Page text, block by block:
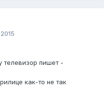
телевизор пишет -
как-то не так